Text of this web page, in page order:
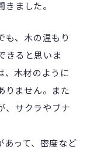
ました。
も、木の温もり
きると思いま
、木材のように
りません。また
、サクラやブナ
あって、密度など